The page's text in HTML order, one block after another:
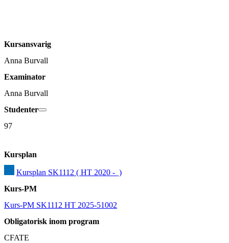
Kursansvarig
Anna Burvall
Examinator
Anna Burvall
Studenter
97
Kursplan
Kursplan SK1112 ( HT 2020 -  )
Kurs-PM
Kurs-PM SK1112 HT 2025-51002
Obligatorisk inom program
CFATE